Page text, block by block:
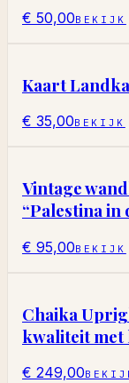
€ 50,00BEKIJK
Kaart
€ 35,00BEKIJK
Vintage
“Palestina in
€ 95,00BEKIJK
Chaika
kwaliteit
€ 249,00